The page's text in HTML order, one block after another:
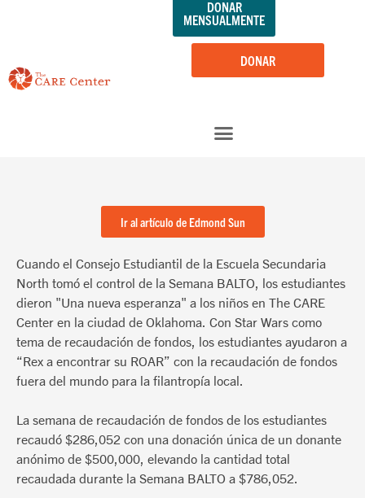
DONAR
DONAR
MENSUALMENTE
Ir al artículo de Edmond Sun
Cuando el Consejo Estudiantil de la Escuela Secundaria
North tomó el control de la Semana BALTO, los estudiantes
dieron "Una nueva esperanza" a los niños en The CARE
Center en la ciudad de Oklahoma. Con Star Wars como
tema de recaudación de fondos, los estudiantes ayudaron a
“Rex a encontrar su ROAR” con la recaudación de fondos
fuera del mundo para la filantropía local.
La semana de recaudación de fondos de los estudiantes
recaudó $286,052 con una donación única de un donante
anónimo de $500,000, elevando la cantidad total
recaudada durante la Semana BALTO a $786,052.